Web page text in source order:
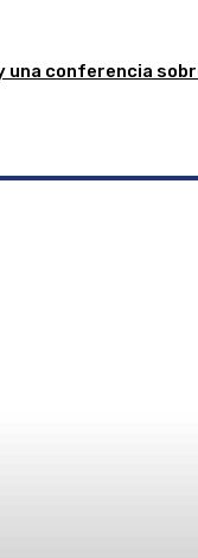
una conferencia